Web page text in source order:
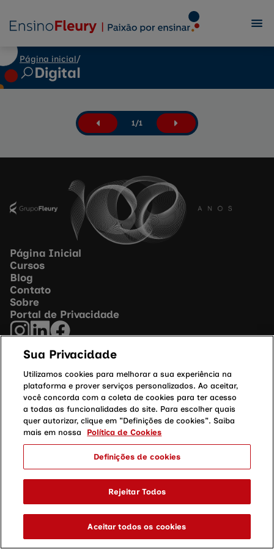
Página inicial/
Digital
1/1
Página Inicial
Cursos
Blog
Contato
Sobre
Portal de Privacidade
Responsável Técnico: Dr. Edgar Gil Rizzatti
- CRM: 94199-SP
Fleury S.A. | CNPJ: 60.840.055/0001-31
Av. Santo Amaro, 4584, CEP 04701-200 -
São Paulo, SP
Sua Privacidade
Utilizamos cookies para melhorar a sua experiência na
plataforma e prover serviços personalizados. Ao aceitar,
você concorda com a coleta de cookies para ter acesso
a todas as funcionalidades do site. Para escolher quais
quer autorizar, clique em "Definições de cookies". Saiba
mais em nossa
Política de Cookies
Definições de cookies
Rejeitar Todos
Aceitar todos os cookies